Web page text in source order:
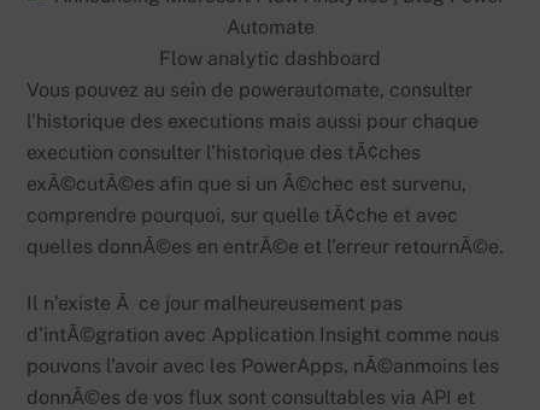
Flow analytic dashboard
Vous pouvez au sein de powerautomate, consulter
l’historique des executions mais aussi pour chaque
execution consulter l’historique des tÃ¢ches
exÃ©cutÃ©es afin que si un Ã©chec est survenu,
comprendre pourquoi, sur quelle tÃ¢che et avec
quelles donnÃ©es en entrÃ©e et l’erreur retournÃ©e.
Il n’existe Ã ce jour malheureusement pas
d’intÃ©gration avec Application Insight comme nous
pouvons l’avoir avec les PowerApps, nÃ©anmoins les
donnÃ©es de vos flux sont consultables via API et